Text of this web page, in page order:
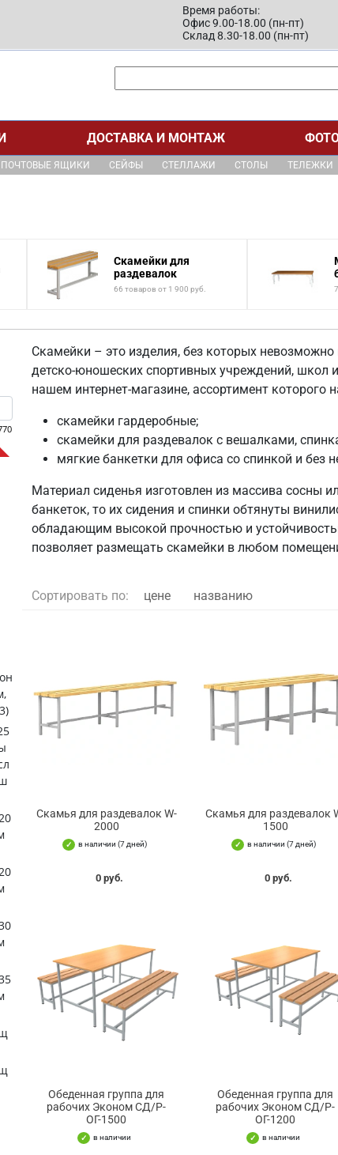
Время работы:
Офис 9.00-18.00 (пн-пт)
Склад 8.30-18.00 (пн-пт)
ДОСТАВКА И МОНТАЖ
ПОЧТОВЫЕ ЯЩИКИ СЕЙФЫ СТЕЛЛАЖИ СТОЛЫ ТЕЛЕЖКИ
Скамейки для
раздевалок
66 товаров от 1 900 руб.
3)
Скамейки – это изделия, без которых невозможно
детско-юношеских спортивных учреждений, школ
нашем интернет-магазине, ассортимент
скамейки гардеробные;
скамейки для раздевалок с вешалками,
мягкие банкетки для офиса со спинкой и без
Материал сиденья изготовлен из массива сосны
банкеток, то их сидения и спинки обтянуты
обладающим высокой прочностью и
позволяет размещать скамейки в любом
Сортировать по: цене названию
Скамья для раздевалок W-
2000
в наличии (7 дней)
0 руб.
Скамья для раздевалок
1500
в наличии (7 дней)
0 руб.
Обеденная группа для
рабочих Эконом СД/Р-
ОГ-1500
в наличии
Обеденная группа для
рабочих Эконом СД/Р-
ОГ-1200
в наличии